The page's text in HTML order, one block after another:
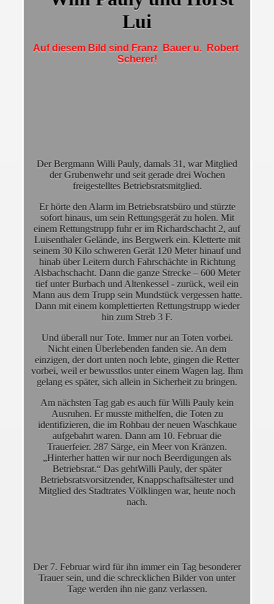
Lui
Auf diesem Bild sind Franz Bauer u. Robert
Scherer!
Der Bergmann Willi Pauly, damals 31, war Mitglied
der Grubenwehr und seit gerade drei Wochen
freigestelltes Betriebsratsmitglied.
Er hörte den Alarm im Betriebsratsbüro und stürzte
sofort hinaus, um sein Rettungsgerät zu holen. Mit
einem Rettungstrupp fuhr er im Richardschacht 2, auf
Luisenthaler Gelände, ins Bergwerk ein. Kletterte mit
seinem 30 Kilo schweren Gerät 120 Meter hinauf und
hinab über Leitern durch Fahrschächte in Richtung
Alsbachschacht. Dann die ganze Strecke – 600 Meter
tief unter Burbach und Altenkessel - zurück, weil ein
Mann aus dem Trupp sein Mundstück vergessen hatte.
Dann mit einem komplettierten Rettungstrupp wieder
hin zum Streb 3 F.
Und überall nur Tote. Immer nur an Toten vorbei.
Nicht einen Überlebenden fanden sie. An dem
einzigen, der dort unten noch lebte, gingen die Retter
vorbei, weil er bewusstlos unter einem Wagen lag. Ihm
gelang es später, sich allein in Sicherheit zu bringen.
Am nächsten Tag gab es auch für Willi Pauly kein
Ausruhen. Er musste mithelfen, die Toten zu
identifizieren, die im Rohbau der neuen Waschkaue
aufgebahrt waren. Dann am 10. Februar die
Trauerfeier. 287 Särge, ein Meer von Kränzen.
„Hinterher hatten wir nur noch Beerdigungen als
Betriebsrat.“ Das gehtWilli Pauly, der später
Betriebsratsvorsitzender, Knappschaftsältester und
Mitglied des Stadtrates Völklingen war, heute noch
nach.
Der 7. Februar wird für ihn immer ein Tag besonderer
Trauer sein, und die schrecklichen Bilder von unter
Tage werden ihn nie ganz verlassen.